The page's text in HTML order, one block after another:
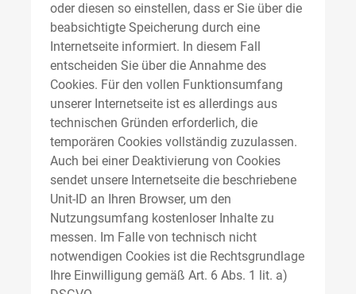
oder diesen so einstellen, dass er Sie über die
beabsichtigte Speicherung durch eine
Internetseite informiert. In diesem Fall
entscheiden Sie über die Annahme des
Cookies. Für den vollen Funktionsumfang
unserer Internetseite ist es allerdings aus
technischen Gründen erforderlich, die
temporären Cookies vollständig zuzulassen.
Auch bei einer Deaktivierung von Cookies
sendet unsere Internetseite die beschriebene
Unit-ID an Ihren Browser, um den
Nutzungsumfang kostenloser Inhalte zu
messen. Im Falle von technisch nicht
notwendigen Cookies ist die Rechtsgrundlage
Ihre Einwilligung gemäß Art. 6 Abs. 1 lit. a)